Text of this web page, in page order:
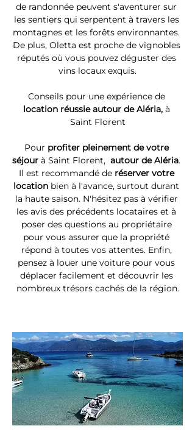
de randonnée peuvent s'aventurer sur
les sentiers qui serpentent à travers les
montagnes et les forêts environnantes.
De plus, Oletta est proche de vignobles
réputés où vous pouvez déguster des
vins locaux exquis.
Conseils pour une expérience de
location réussie autour de Aléria, à
Saint Florent
Pour profiter pleinement de votre
séjour à Saint Florent, autour de Aléria.
Il est recommandé de réserver votre
location bien à l'avance, surtout durant
la haute saison. N'hésitez pas à vérifier
les avis des précédents locataires et à
poser des questions au propriétaire
pour vous assurer que la propriété
répond à toutes vos attentes. Enfin,
pensez à louer une voiture pour vous
déplacer facilement et découvrir les
nombreux trésors cachés de la région.